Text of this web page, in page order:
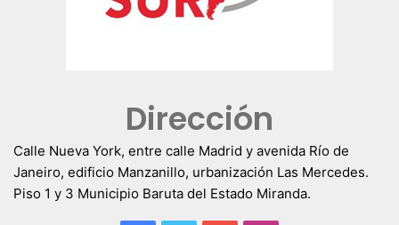
Dirección
Calle Nueva York, entre calle Madrid y avenida Río de
Janeiro, edificio Manzanillo, urbanización Las Mercedes.
Piso 1 y 3 Municipio Baruta del Estado Miranda.